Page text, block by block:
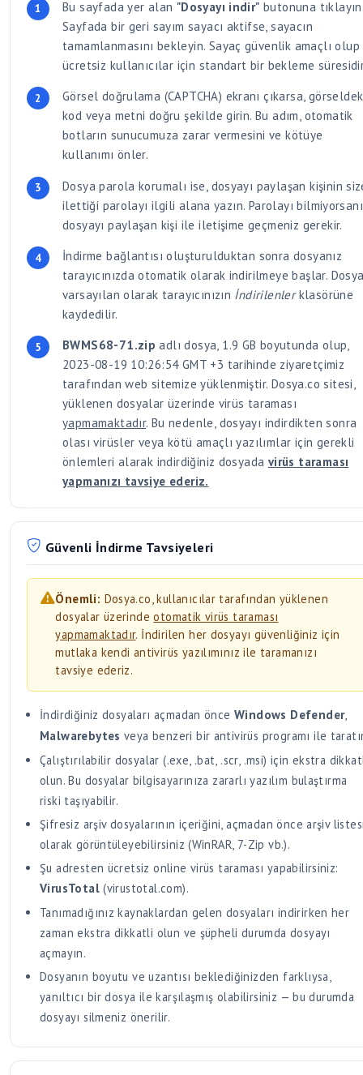
Bu sayfada yer alan "Dosyayı indir" butonuna
Sayfada bir geri sayım sayacı aktifse, sayacın
tamamlanmasını bekleyin. Sayaç güvenlik amaçlı olup
ücretsiz kullanıcılar için standart bir bekleme
Görsel doğrulama (CAPTCHA) ekranı çıkarsa,
kod veya metni doğru şekilde girin. Bu adım, otomatik
botların sunucumuza zarar vermesini ve kötüye
kullanımı önler.
Dosya parola korumalı ise, dosyayı paylaşan kişinin
ilettiği parolayı ilgili alana yazın. Parolayı
dosyayı paylaşan kişi ile iletişime geçmeniz gerekir.
İndirme bağlantısı oluşturulduktan sonra dosyanız
tarayıcınızda otomatik olarak indirilmeye başlar.
varsayılan olarak tarayıcınızın İndirilenlerklasörüne
kaydedilir.
BWMS68-71.zip adlı dosya, 1.9 GB boyutunda olup,
2023-08-19 10:26:54 GMT +3 tarihinde ziyaretçimiz
tarafından web sitemize yüklenmiştir. Dosya.co sitesi,
yüklenen dosyalar üzerinde virüs taraması
yapmamaktadır. Bu nedenle, dosyayı indirdikten sonra
olası virüsler veya kötü amaçlı yazılımlar için gerekli
önlemleri alarak indirdiğiniz dosyada virüs taraması
yapmanızı tavsiye ederiz.
Güvenli İndirme Tavsiyeleri
Önemli: Dosya.co, kullanıcılar tarafından yüklenen
dosyalar üzerindeotomatik virüs taraması
yapmamaktadır. İndirilen her dosyayı güvenliğiniz için
mutlaka kendi antivirüs yazılımınız ile taramanızı
tavsiye ederiz.
İndirdiğiniz dosyaları açmadan önceWindows Defender,
Malwarebytes veya benzeri bir antivirüs programı ile
Çalıştırılabilir dosyalar (.exe, .bat, .scr, .msi) için ekstra
olun. Bu dosyalar bilgisayarınıza zararlı yazılım bulaştırma
riski taşıyabilir.
Şifresiz arşiv dosyalarının içeriğini, açmadan önce arşiv
olarak görüntüleyebilirsiniz (WinRAR, 7-Zip vb.).
Şu adresten ücretsiz online virüs taraması yapabilirsiniz:
VirusTotal(virustotal.com).
Tanımadığınız kaynaklardan gelen dosyaları indirirken her
zaman ekstra dikkatli olun ve şüpheli durumda dosyayı
açmayın.
Dosyanın boyutu ve uzantısı beklediğinizden farklıysa,
yanıltıcı bir dosya ile karşılaşmış olabilirsiniz — bu durumda
dosyayı silmeniz önerilir.